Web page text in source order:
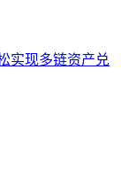
实现多链资产兑